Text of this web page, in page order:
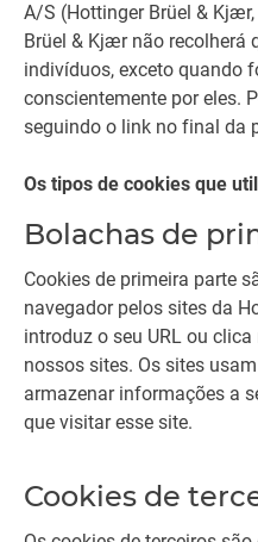
A/S (Hottinger Brüel &
Brüel & Kjær não recolherá
indivíduos, exceto quando
conscientemente por eles.
seguindo o link no final da
Os tipos de cookies que
Bolachas de
Cookies de primeira parte
navegador pelos sites da
introduz o seu URL ou
nossos sites. Os sites
armazenar informações a
que visitar esse site.
Cookies de